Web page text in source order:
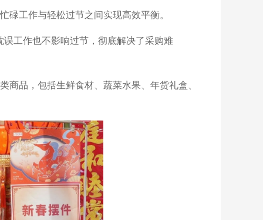
碌工作与轻松过节之间实现高效平衡。
工作也不影响过节，彻底解决了采购难
商品，包括生鲜食材、蔬菜水果、年货礼盒、